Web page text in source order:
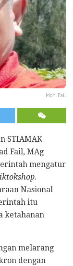
Moh. Fail
STIAMAK
Fail, MAg
mengatur
.
Nasional
itu
ketahanan
melarang
dengan